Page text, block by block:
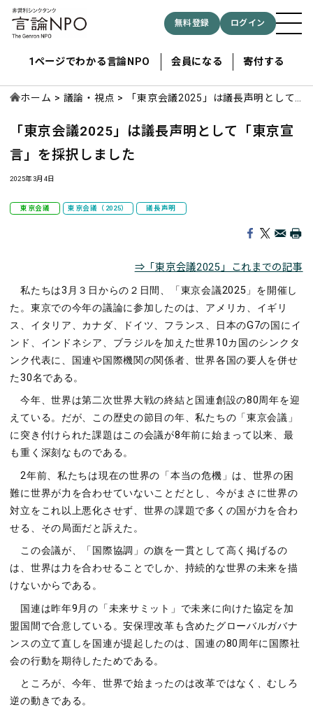
無料登録 ログイン
1ページでわかる言論NPO 会員になる 寄付する
ホーム 議論・視点
「東京会議2025」は議長声明として
「東京会議2025」は議長声明として「東京宣
言」を採択しました
2025年3月4日
東京会議 東京会議（2025） 議長声明
⇒「東京会議2025」これまでの記事
私たちは3⽉３⽇からの２⽇間、「東京会議2025」を開催し
た。東京での今年の議論に参加したのは、アメリカ、イギリ
ス、イタリア、カナダ、ドイツ、フランス、⽇本のG7の国にイ
ンド、インドネシア、ブラジルを加えた世界10カ国のシンクタ
ンク代表に、国連や国際機関の関係者、世界各国の要⼈を併せ
た30名である。
今年、世界は第⼆次世界⼤戦の終結と国連創設の80周年を迎
えている。だが、この歴史の節⽬の年、私たちの「東京会議」
に突き付けられた課題はこの会議が8年前に始まって以来、最
も重く深刻なものである。
2年前、私たちは現在の世界の「本当の危機」は、世界の困
難に世界が⼒を合わせていないことだとし、今がまさに世界の
対⽴をこれ以上悪化させず、世界の課題で多くの国が⼒を合わ
せる、その局⾯だと訴えた。
この会議が、「国際協調」の旗を⼀貫として⾼く掲げるの
は、世界は⼒を合わせることでしか、持続的な世界の未来を描
けないからである。
国連は昨年9⽉の「未来サミット」で未来に向けた協定を加
盟国間で合意している。安保理改⾰も含めたグローバルガバナ
ンスの⽴て直しを国連が提起したのは、国連の80周年に国際社
会の⾏動を期待したためである。
ところが、今年、世界で始まったのは改⾰ではなく、むしろ
逆の動きである。